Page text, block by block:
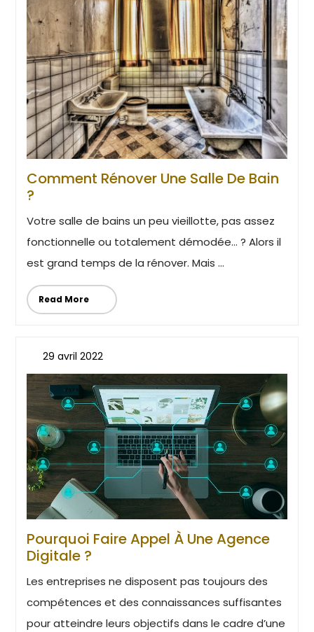
Comment Rénover Une Salle De Bain
?
Votre salle de bains un peu vieillotte, pas assez
fonctionnelle ou totalement démodée… ? Alors il
est grand temps de la rénover. Mais ...
Read More
29 avril 2022
Pourquoi Faire Appel À Une Agence
Digitale ?
Les entreprises ne disposent pas toujours des
compétences et des connaissances suffisantes
pour atteindre leurs objectifs dans le cadre d’une